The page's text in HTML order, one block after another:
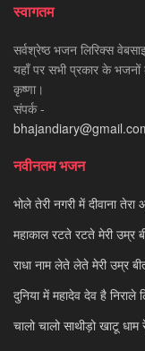
स्वागतम
सर्वश्रेष्ठ भजन लिरिक्स
यहाँ पर सभी प्रकार के
कृष्णा।
संपर्क -
नवीनतम भजन
भोले तेरी नगरी में दीवाना तेरा
महाकाल रटते रटते मेरी उम्र
राधा नाम लेते लेते मेरी उम्र
दुनिया में महादेव देव है निराले
चालो चालो साथीड़ो खाटू धाम